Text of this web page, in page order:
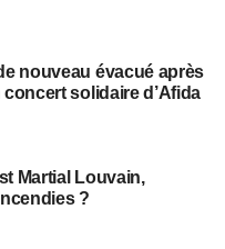
nouveau évacué après
concert solidaire d’Afida
Martial Louvain,
?